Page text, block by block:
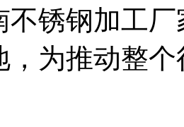
不锈钢加工
，为推动整